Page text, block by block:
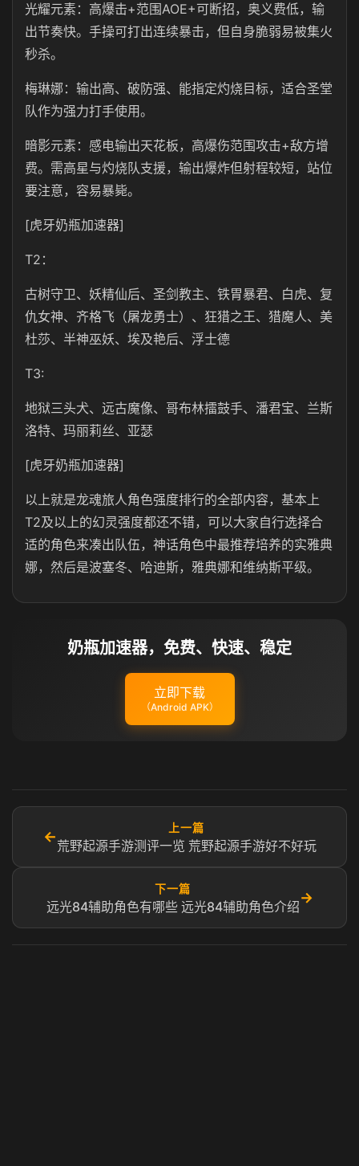
光耀元素：高爆击+范围AOE+可断招，奥义费低，输
出节奏快。手操可打出连续暴击，但自身脆弱易被集火
秒杀。
梅琳娜：输出高、破防强、能指定灼烧目标，适合圣堂
队作为强力打手使用。
暗影元素：感电输出天花板，高爆伤范围攻击+敌方增
费。需高星与灼烧队支援，输出爆炸但射程较短，站位
要注意，容易暴毙。
[虎牙奶瓶加速器]
T2：
古树守卫、妖精仙后、圣剑教主、铁胃暴君、白虎、复
仇女神、齐格飞（屠龙勇士）、狂猎之王、猎魔人、美
杜莎、半神巫妖、埃及艳后、浮士德
T3:
地狱三头犬、远古魔像、哥布林擂鼓手、潘君宝、兰斯
洛特、玛丽莉丝、亚瑟
[虎牙奶瓶加速器]
以上就是龙魂旅人角色强度排行的全部内容，基本上
T2及以上的幻灵强度都还不错，可以大家自行选择合
适的角色来凑出队伍，神话角色中最推荐培养的实雅典
娜，然后是波塞冬、哈迪斯，雅典娜和维纳斯平级。
奶瓶加速器，免费、快速、稳定
立即下载
（Android APK）
←
上一篇
荒野起源手游测评一览 荒野起源手游好不好玩
下一篇
远光84辅助角色有哪些 远光84辅助角色介绍
→